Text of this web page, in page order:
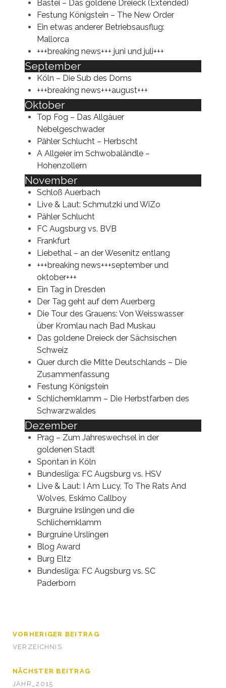
Bastei – Das goldene Dreieck (Extended)
Festung Königstein – The New Order
Ein etwas anderer Betriebsausflug:
Mallorca
+++breaking news+++ juni und juli+++
September
Köln – Die Sub des Doms
+++breaking news+++august+++
Oktober
Top Fog – Das Allgäuer
Nebelgeschwader
Pähler Schlucht – Herbscht
A Allgeier im Schwobaländle –
Hohenzollern
November
Schloß Auerbach
Live & Laut: Schmutzki und WiZo
Pähler Schlucht
FC Augsburg vs. BVB
Frankfurt
Liebethal – an der Wesenitz entlang
+++breaking news+++september und
oktober+++
Ein Tag in Dresden
Der Tag geht auf dem Auerberg
Die Tour des Grauens: Von Weisswasser
über Kromlau nach Bad Muskau
Das goldene Dreieck der Sächsischen
Schweiz
Quer durch die Mitte Deutschlands – Die
Zusammenfassung
Festung Königstein
Schlichemklamm – Die Herbstfarben des
Schwarzwaldes
Dezember
Prag – Zum Jahreswechsel in der
goldenen Stadt
Spontan in Köln
Bundesliga: FC Augsburg vs. HSV
Live & Laut: I Am Lucy, To The Rats And
Wolves, Eskimo Callboy
Burgruine Irslingen und die
Schlichemklamm
Burgruine Urslingen
Blog Award
Burg Eltz
Bundesliga: FC Augsburg vs. SC
Paderborn
VORHERIGER BEITRAG
VERZEICHNIS
NÄCHSTER BEITRAG
JAHR_2015